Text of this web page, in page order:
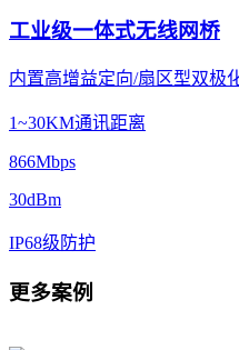
工业级一体式无线网桥
内置高增益定向/扇区型双极
1~30KM通讯距离
866Mbps
30dBm
IP68级防护
更多案例